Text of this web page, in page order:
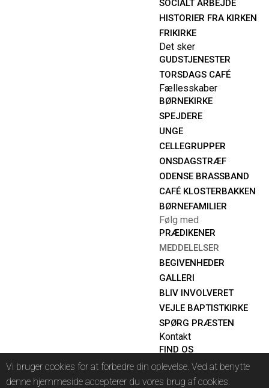
Vi bruger cookies for at forbedre din oplevelse. Ved at benytte
denne hjemmeside accepterer du vores brug af cookies.
SOCIALT ARBEJDE
HISTORIER FRA KIRKEN
FRIKIRKE
Det sker
GUDSTJENESTER
TORSDAGS CAFÉ
Fællesskaber
BØRNEKIRKE
SPEJDERE
UNGE
CELLEGRUPPER
ONSDAGSTRÆF
ODENSE BRASSBAND
CAFÉ KLOSTERBAKKEN
BØRNEFAMILIER
Følg med
PRÆDIKENER
MEDDELELSER
BEGIVENHEDER
GALLERI
BLIV INVOLVERET
VEJLE BAPTISTKIRKE
SPØRG PRÆSTEN
Kontakt
FIND OS
ANSVARLIGE
NYHEDSMAIL